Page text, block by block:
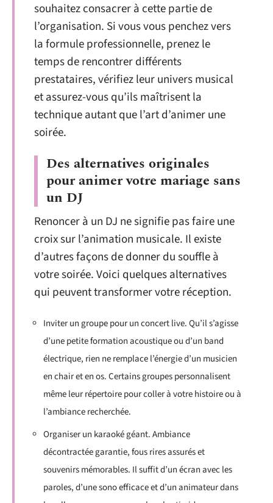
souhaitez consacrer à cette partie de
l’organisation. Si vous vous penchez vers
la formule professionnelle, prenez le
temps de rencontrer différents
prestataires, vérifiez leur univers musical
et assurez-vous qu’ils maîtrisent la
technique autant que l’art d’animer une
soirée.
Des alternatives originales
pour animer votre mariage sans
un DJ
Renoncer à un DJ ne signifie pas faire une
croix sur l’animation musicale. Il existe
d’autres façons de donner du souffle à
votre soirée. Voici quelques alternatives
qui peuvent transformer votre réception.
Inviter un groupe pour un concert live. Qu’il s’agisse
d’une petite formation acoustique ou d’un band
électrique, rien ne remplace l’énergie d’un musicien
en chair et en os. Certains groupes personnalisent
même leur répertoire pour coller à votre histoire ou à
l’ambiance recherchée.
Organiser un karaoké géant. Ambiance
décontractée garantie, fous rires assurés et
souvenirs mémorables. Il suffit d’un écran avec les
paroles, d’une sono efficace et d’un animateur dans